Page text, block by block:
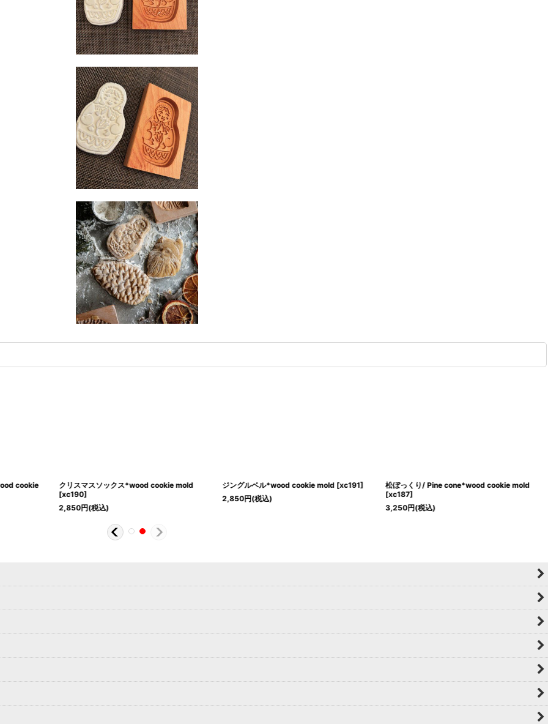
cookie
クリスマスソックス*wood cookie mold
[xc190]
2,850円(税込)
ジングルベル*wood cookie mold [xc191]
2,850円(税込)
松ぼっくり/ Pine cone*wood cookie mold
[xc187]
3,250円(税込)